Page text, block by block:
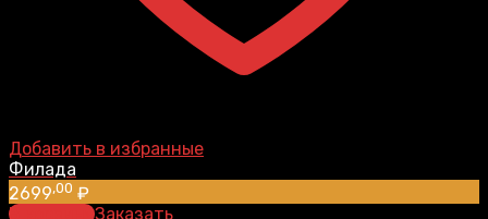
Добавить в избранные
Филада
2699,00 ₽
В корзинуЗаказать